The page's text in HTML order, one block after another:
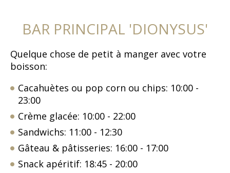
BAR PRINCIPAL 'DIONYSUS'
Quelque chose de petit à manger avec votre
boisson:
Cacahuètes ou pop corn ou chips: 10:00 -
23:00
Crème glacée: 10:00 - 22:00
Sandwichs: 11:00 - 12:30
Gâteau & pâtisseries: 16:00 - 17:00
Snack apéritif: 18:45 - 20:00